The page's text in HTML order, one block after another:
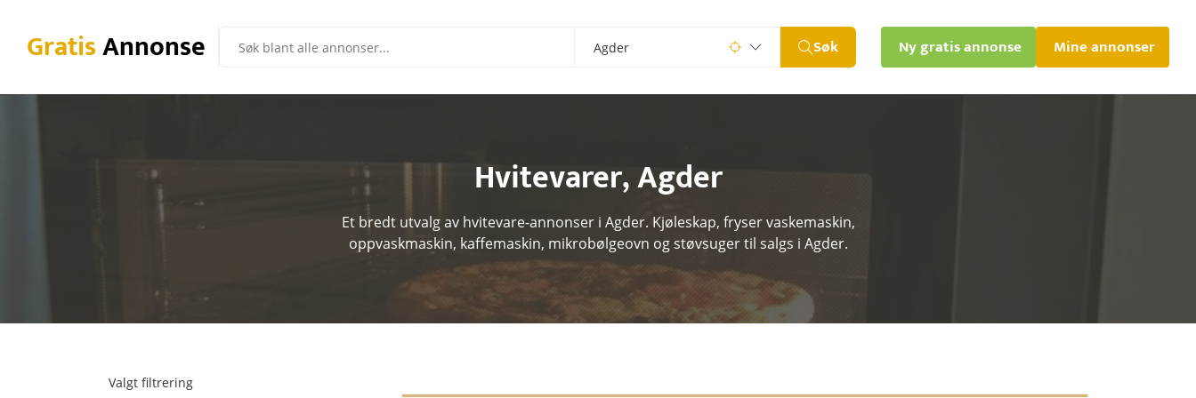
GratisAnnonse Søk Ny gratis annonse Mine annonser
Hvitevarer,Agder
Et bredt utvalg av hvitevare-annonser i Agder. Kjøleskap, fryser vaskemaskin,
oppvaskmaskin, kaffemaskin, mikrobølgeovn og støvsuger til salgs i Agder.
Valgt filtrering